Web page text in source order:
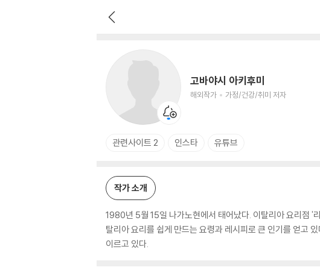
고바야시 아키후미
해외작가 가정/건강/취미 저자
관련사이트 2 인스타 유튜브
작가 소개
1980년 5월 15일 나가노현에서 태어났다. 이탈리아 요리점
탈리아 요리를 쉽게 만드는 요령과 레시피로 큰 인기를 얻고
이르고 있다.